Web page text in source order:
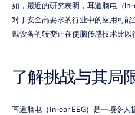
如，最近的研究表明，耳道脑电（
对于安全高要求的行业中的应用可
戴设备的转变正在使脑传感技术比以
了解挑战与其局
耳道脑电（In-ear EEG）是一项令人